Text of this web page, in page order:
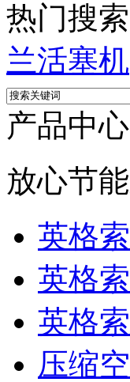
热门搜索
兰活塞机
产品中心
放心节
英格
英格
英格
压缩